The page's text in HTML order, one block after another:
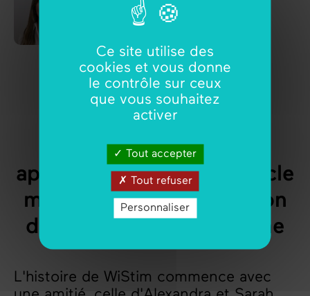
Directrice informatique
WiStim, plus qu’une
application de suivi de cycle
menstruel, une application
dédiée à la santé féminine
L'histoire de WiStim commence avec
Ce site utilise des
cookies et vous donne
le contrôle sur ceux
que vous souhaitez
activer
Tout accepter
Tout refuser
Personnaliser